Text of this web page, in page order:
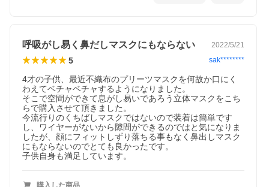
呼吸がし易く鼻だしマスクにもならない 2022/5/21
5 sak********
4才の子供、最近不織布のプリーツマスクを何故か口にく
わえてベチャベチャするようになりました。
そこで空間ができて息がし易いであろう立体マスクをこち
らで購入させて頂きました。
今流行りのくちばしマスクではないので装着は簡単です
し、ワイヤーがないから隙間ができるのではと気になりま
したが、顔にフィットしずり落ちる事もなく鼻出しマスク
にもならないのでとても良かったです。
子供自身も満足しています。